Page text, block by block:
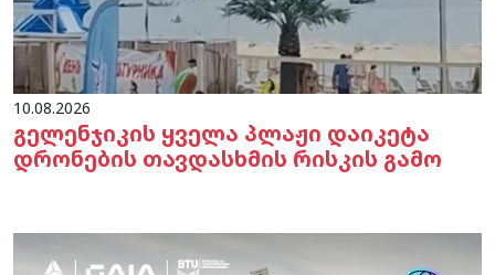
10.08.2026
გელენჯიკის ყველა პლაჟი დაიკეტა
დრონების თავდასხმის რისკის გამო